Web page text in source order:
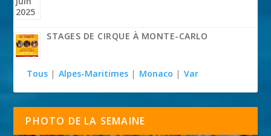
STAGES DE CIRQUE À MONTE-CARLO
Tous | Alpes-Maritimes | Monaco | Var
PHOTO DE LA SEMAINE